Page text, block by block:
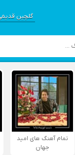
گلچین
تمام آهنگ های امید
جهان